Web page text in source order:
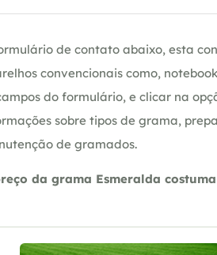
de contato abaixo, esta
convencionais como,
do formulário, e clicar na
sobre tipos de grama,
de gramados.
da grama Esmeralda